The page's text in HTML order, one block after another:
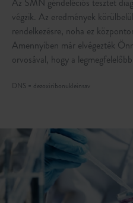
végzik. Az eredmények
rendelkezésre, noha ez
Amennyiben már elvégezték
orvosával, hogy a
DNS = dezoxiribonukleinsav